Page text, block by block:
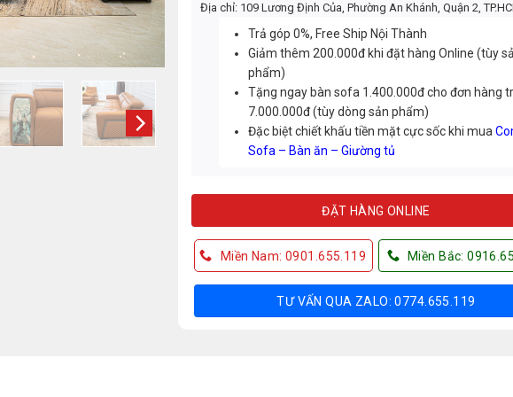
Địa chỉ: 109 Lương Định Của, Phường An Khánh, Quận 2,
Trả góp 0%, Free Ship Nội Thành
Giảm thêm 200.000đ khi đặt hàng Online (tùy
phẩm)
Tặng ngay bàn sofa 1.400.000đ cho đơn hàng
7.000.000đ (tùy dòng sản phẩm)
Đặc biệt chiết khấu tiền mặt cực sốc khi mua
Sofa – Bàn ăn – Giường tủ
ĐẶT HÀNG ONLINE
Miền Nam: 0901.655.119 Miền Bắc:
TƯ VẤN QUA ZALO: 0774.655.119